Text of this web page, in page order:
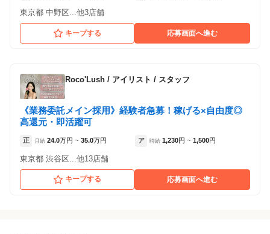
東京都 中野区...他3店舗
キープする 応募画面へ進む
Roco'Lush / アイリスト / スタッフ
《業務委託メイン採用》経験者急募！稼げる×自由度◎
高還元・即活躍可
正 月給 24.0万円 ~ 35.0万円 ア 時給 1,230円 ~ 1,500円
東京都 渋谷区...他13店舗
キープする 応募画面へ進む